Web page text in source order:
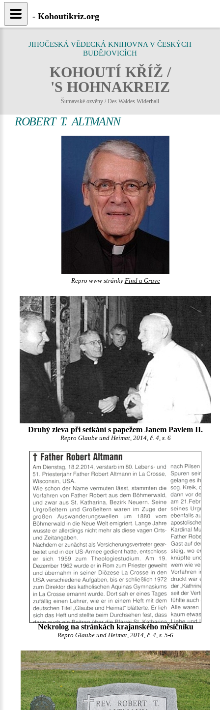
JIHOČESKÁ VĚDECKÁ KNIHOVNA V ČESKÝCH
BUDĚJOVICÍCH
KOHOUTÍ KŘÍŽ /
'S HOHNAKREIZ
Šumavské ozvěny / Des Waldes Widerhall
ROBERT T. ALTMANN
Repro www stránky Find a Grave
Druhý zleva při setkání s papežem Janem Pavlem II.
Repro Glaube und Heimat, 2014, č. 4, s. 6
Nekrolog na stránkách krajanského měsíčníku
Repro Glaube und Heimat, 2014, č. 4, s. 5-6
- Kohoutikriz.org